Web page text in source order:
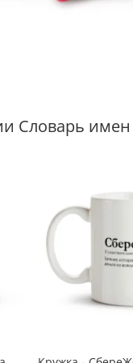
Словарь имен